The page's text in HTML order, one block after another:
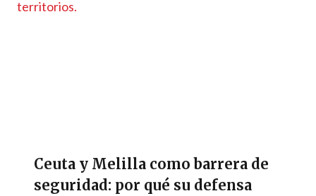
Ceuta y Melilla como barrera de
seguridad: por qué su defensa